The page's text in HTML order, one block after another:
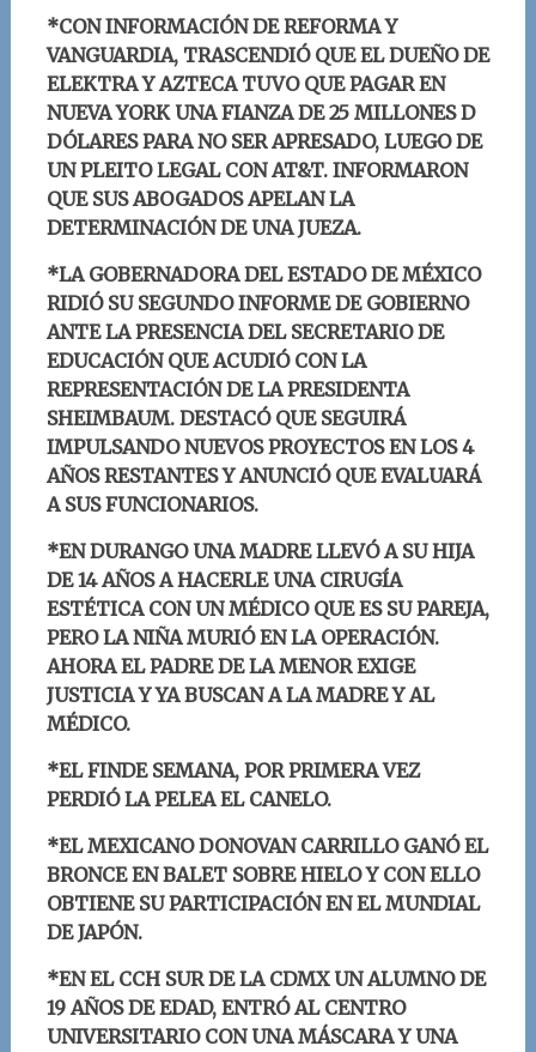
*CON INFORMACIÓNDE REFORMA Y
VANGUARDIA, TRASCENDIÓ QUE EL DUEÑO DE
ELEKTRA Y AZTECA TUVO QUE PAGAR EN
NUEVA YORK UNA FIANZA DE 25 MILLONES D
DÓLARES PARA NO SER APRESADO, LUEGO DE
UN PLEITO LEGAL CON AT&T. INFORMARON
QUE SUS ABOGADOS APELAN LA
DETERMINACIÓN DE UNA JUEZA.
*LA GOBERNADORA DEL ESTADO DE MÉXICO
RIDIÓ SU SEGUNDO INFORME DE GOBIERNO
ANTE LA PRESENCIA DEL SECRETARIO DE
EDUCACIÓN QUE ACUDIÓ CON LA
REPRESENTACIÓN DE LA PRESIDENTA
SHEIMBAUM. DESTACÓ QUE SEGUIRÁ
IMPULSANDO NUEVOS PROYECTOS EN LOS 4
AÑOS RESTANTES Y ANUNCIÓ QUE EVALUARÁ
A SUS FUNCIONARIOS.
*EN DURANGO UNA MADRE LLEVÓ A SU HIJA
DE 14 AÑOS A HACERLE UNA CIRUGÍA
ESTÉTICA CON UN MÉDICO QUE ES SU PAREJA,
PERO LA NIÑA MURIÓ EN LA OPERACIÓN.
AHORA EL PADRE DE LA MENOR EXIGE
JUSTICIA Y YA BUSCAN A LA MADRE Y AL
MÉDICO.
*EL FINDE SEMANA, POR PRIMERA VEZ
PERDIÓ LA PELEA EL CANELO.
*EL MEXICANO DONOVAN CARRILLO GANÓ EL
BRONCE EN BALET SOBRE HIELO Y CON ELLO
OBTIENE SU PARTICIPACIÓN EN EL MUNDIAL
DE JAPÓN.
*EN EL CCH SUR DE LA CDMX UN ALUMNO DE
19 AÑOS DE EDAD, ENTRÓ AL CENTRO
UNIVERSITARIO CON UNA MÁSCARA Y UNA